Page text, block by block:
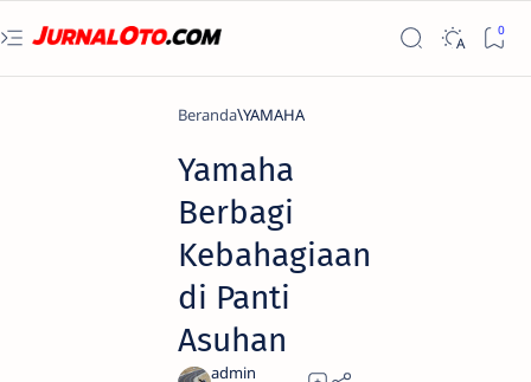
Beranda YAMAHA
Yamaha
Berbagi
Kebahagiaan
di Panti
Asuhan